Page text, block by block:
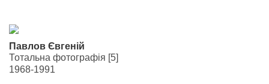
Павлов Євгеній
Тотальна фотографія [5]
1968-1991